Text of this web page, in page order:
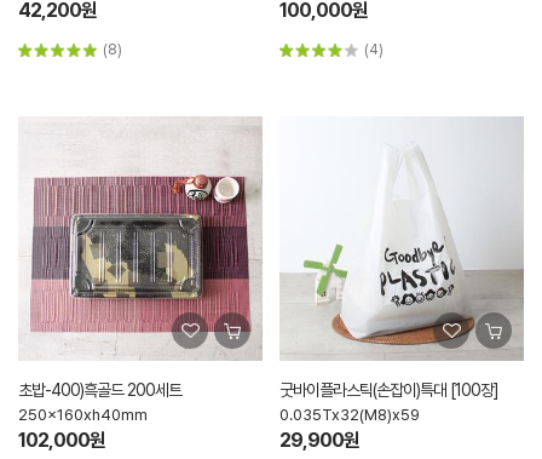
42,200원
(8)
100,000원
(4)
초밥-400)흑골드 200세트
250x160xh40mm
102,000원
굿바이플라스틱(손잡이)특대 [100장]
0.035Tx32(M8)x59
29,900원